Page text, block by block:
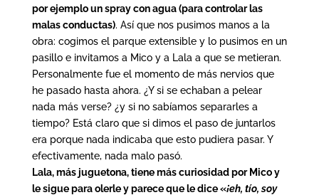
por ejemplo un spray con agua (para controlar las
malas conductas). Así que nos pusimos manos a la
obra: cogimos el parque extensible y lo pusimos en un
pasillo e invitamos a Mico y a Lala a que se metieran.
Personalmente fue el momento de más nervios que
he pasado hasta ahora. ¿Y si se echaban a pelear
nada más verse? ¿y si no sabíamos separarles a
tiempo? Está claro que si dimos el paso de juntarlos
era porque nada indicaba que esto pudiera pasar. Y
efectivamente, nada malo pasó.
Lala, más juguetona, tiene más curiosidad por Mico y
le sigue para olerle y parece que le dice «¡eh, tío, soy